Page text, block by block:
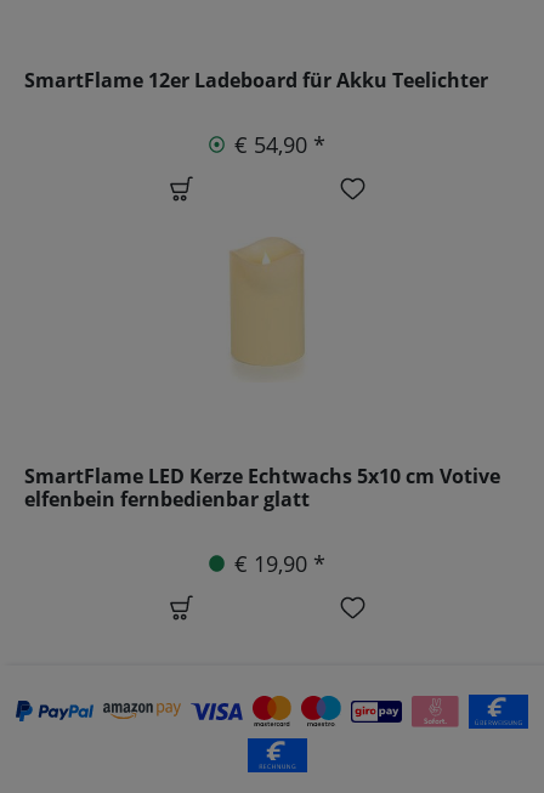
SmartFlame 12er Ladeboard für Akku Teelichter
€ 54,90 *
SmartFlame LED Kerze Echtwachs 5x10 cm Votive
elfenbein fernbedienbar glatt
€ 19,90 *